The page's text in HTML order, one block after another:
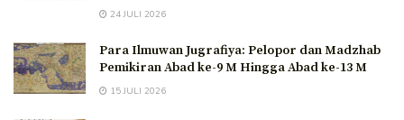
24 JULI 2026
Para Ilmuwan Jugrafiya: Pelopor dan Madzhab
Pemikiran Abad ke-9 M Hingga Abad ke-13 M
15 JULI 2026